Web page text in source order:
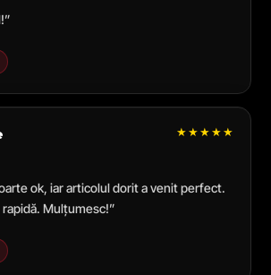
★★★★★
ok, iar articolul dorit a venit perfect.
Mulțumesc!”